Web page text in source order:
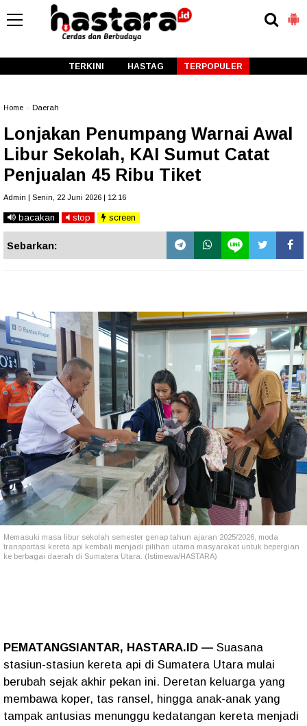
TERKINI HASTAG TERPOPULER
Home Daerah
Lonjakan Penumpang Warnai Awal
Libur Sekolah, KAI Sumut Catat
Penjualan 45 Ribu Tiket
Admin | Senin, 22 Juni 2026 | 12.16
bacakan stop screen
Sebarkan:
Memasuki masa libur sekolah semester genap tahun ajaran 2025/2026, moda
transportasi kereta api kembali menjadi pilihan utama masyarakat untuk bepergian
ke berbagai daerah di Sumatera Utara. (Istimewa/HASTARA)
PEMATANGSIANTAR, HASTARA.ID — Suasana
stasiun-stasiun kereta api di Sumatera Utara mulai
berubah sejak akhir pekan ini. Deretan keluarga yang
membawa koper, tas ransel, hingga anak-anak yang
tampak antusias menunggu kedatangan kereta menjadi